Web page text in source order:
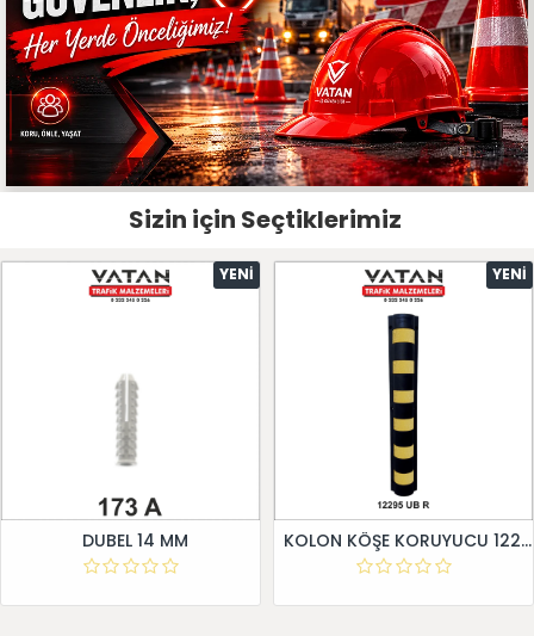
Sizin için Seçtiklerimiz
YENI
DUBEL 14 MM
YENI
KOLON KÖŞE KORUYUCU 12295 UB R